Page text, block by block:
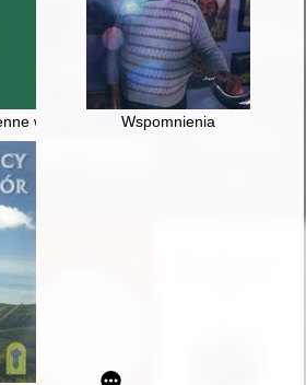
w zbiorach Biblioteki Naukowej PAU i
Wspomnienia